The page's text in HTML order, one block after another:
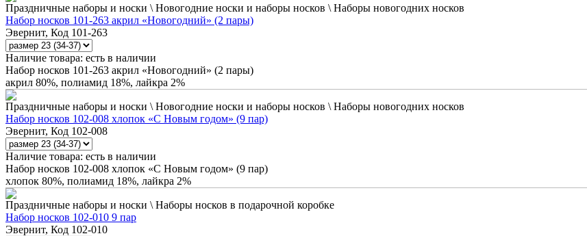
Праздничные наборы и носки \ Новогодние носки и наборы носков \ Наборы новогодних носков
Набор носков 101-263 акрил «Новогодний» (2 пары)
Эвернит, Код 101-263
Наличие товара: есть в наличии
Набор носков 101-263 акрил «Новогодний» (2 пары)
акрил 80%, полиамид 18%, лайкра 2%
Праздничные наборы и носки \ Новогодние носки и наборы носков \ Наборы новогодних носков
Набор носков 102-008 хлопок «С Новым годом» (9 пар)
Эвернит, Код 102-008
Наличие товара: есть в наличии
Набор носков 102-008 хлопок «С Новым годом» (9 пар)
хлопок 80%, полиамид 18%, лайкра 2%
Праздничные наборы и носки \ Наборы носков в подарочной коробке
Набор носков 102-010 9 пар
Эвернит, Код 102-010